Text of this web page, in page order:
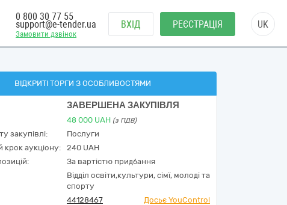
Замовити дзвінок
0 800 30 77 55
support@e-tender.ua ВХІД РЕЄСТРАЦІЯ UK
ВІДКРИТІ ТОРГИ З ОСОБЛИВОСТЯМИ
ЗАВЕРШЕНА ЗАКУПІВЛЯ
48 000 UAH (з ПДВ)
закупівлі:
Послуги
крок аукціону:
240 UAH
За вартістю придбання
Відділ освіти,культури, сімї, молоді та
спорту
44128467
Досьє YouControl